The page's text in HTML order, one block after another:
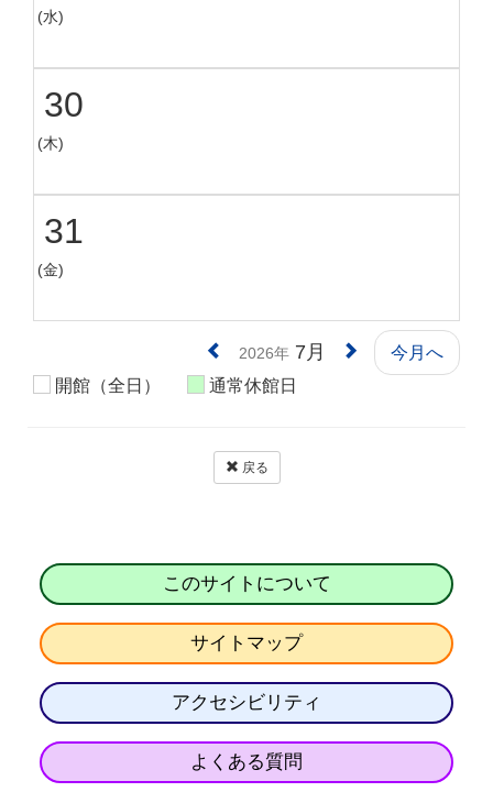
(水)
30
(木)
31
(金)
2026年 7月
今月へ
開館（全日）
通常休館日
戻る
このサイトについて
サイトマップ
アクセシビリティ
よくある質問